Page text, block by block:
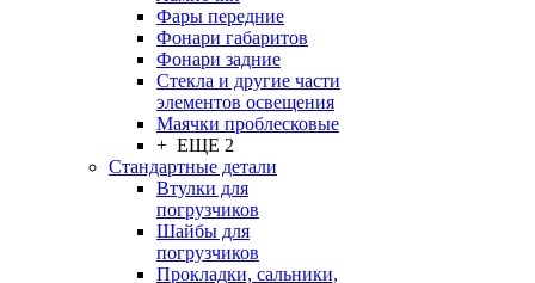
Фары передние
Фонари габаритов
Фонари задние
Стекла и другие части
элементов освещения
Маячки проблесковые
+ ЕЩЕ 2
Стандартные детали
Втулки для
погрузчиков
Шайбы для
погрузчиков
Прокладки, сальники,